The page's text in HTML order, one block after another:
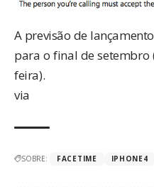
A previsão de
para o final de setembro
feira).
via
SOBRE: FACETIME IPHONE4